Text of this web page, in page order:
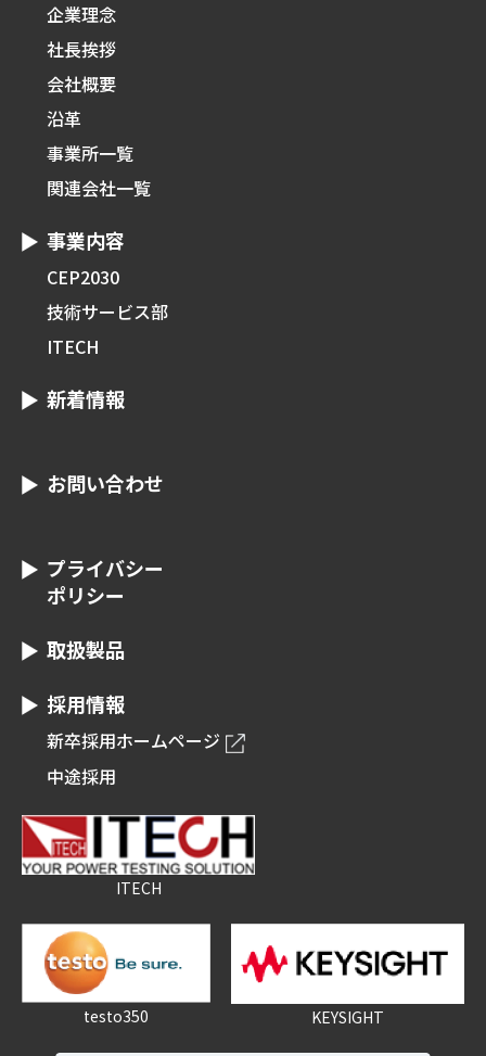
企業理念
社長挨拶
会社概要
沿革
事業所一覧
関連会社一覧
事業内容
CEP2030
技術サービス部
ITECH
新着情報
お問い合わせ
プライバシー
ポリシー
取扱製品
採用情報
新卒採用ホームページ
中途採用
ITECH
testo350 KEYSIGHT